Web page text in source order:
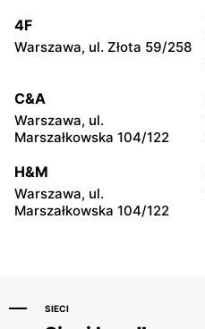
Kilińskiego 3
Mohito
Mohito
20
Mohito
4F
Warszawa, ul. Złota 59/258
C&A
Warszawa, ul.
Marszałkowska 104/122
H&M
Warszawa, ul.
Marszałkowska 104/122
SIECI